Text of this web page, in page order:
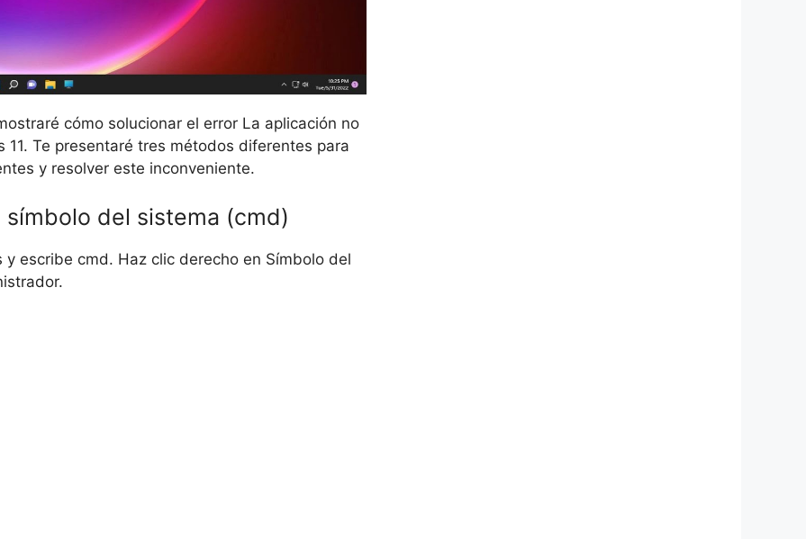
cómo solucionar el error La aplicación no
Te presentaré tres métodos diferentes para
y resolver este inconveniente.
del sistema (cmd)
escribe cmd. Haz clic derecho en Símbolo del